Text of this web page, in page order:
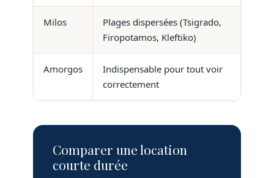
Milos
Plages dispersées (Tsigrado,
Firopotamos, Kleftiko)
Amorgos
Indispensable pour tout voir
correctement
Comparer une location
courte durée